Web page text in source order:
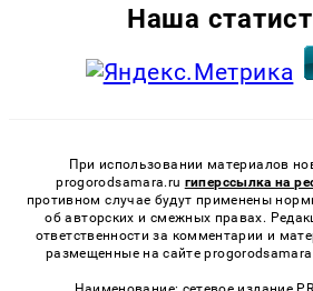
Наша
При использовании материалов
progorodsamara.ru гиперссылка на
противном случае будут применены
об авторских и смежных правах.
ответственности за комментарии и
размещенные на сайте